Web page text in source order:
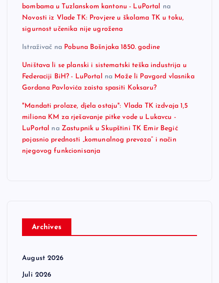
bombama u Tuzlanskom kantonu - LuPortal
na
Novosti iz Vlade TK: Provjere u školama TK u toku,
sigurnost učenika nije ugrožena
Istraživač na Pobuna Bošnjaka 1850. godine
Uništava li se planski i sistematski teška industrija u
Federaciji BiH? - LuPortal na Može li Pavgord vlasnika
Gordana Pavlovića zaista spasiti Koksaru?
"Mandati prolaze, djela ostaju": Vlada TK izdvaja 1,5
miliona KM za rješavanje pitke vode u Lukavcu -
LuPortal na Zastupnik u Skupštini TK Emir Begić
pojasnio prednosti „komunalnog prevoza“ i način
njegovog funkcionisanja
Archives
August 2026
Juli 2026